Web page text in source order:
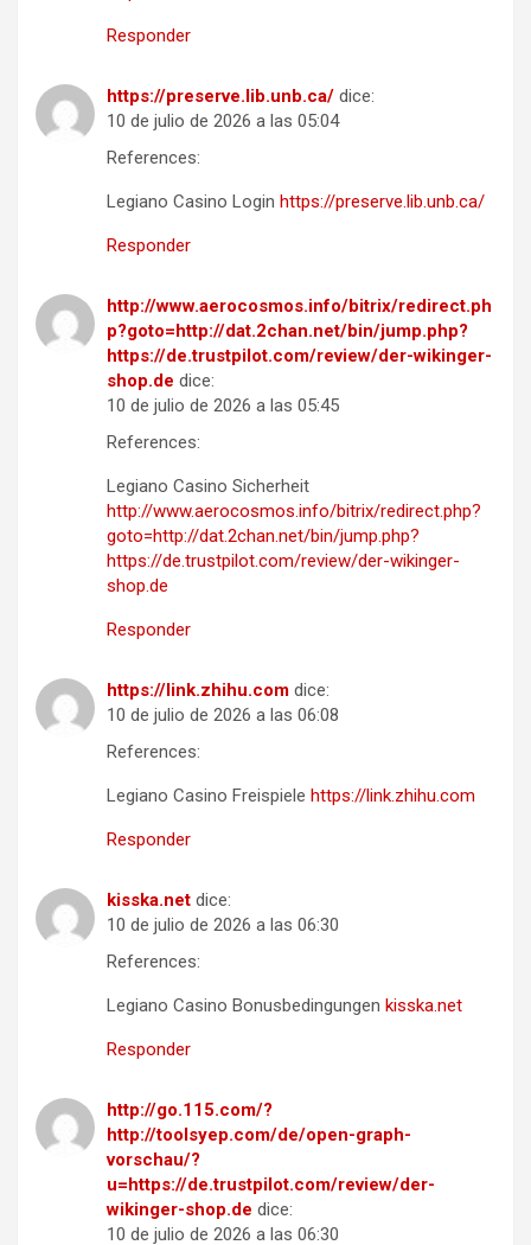
Responder
https://preserve.lib.unb.ca/ dice:
10 de julio de 2026 a las 05:04
References:
Legiano Casino Login https://preserve.lib.unb.ca/
Responder
http://www.aerocosmos.info/bitrix/redirect.ph
p?goto=http://dat.2chan.net/bin/jump.php?
https://de.trustpilot.com/review/der-wikinger-
shop.de dice:
10 de julio de 2026 a las 05:45
References:
Legiano Casino Sicherheit
http://www.aerocosmos.info/bitrix/redirect.php?
goto=http://dat.2chan.net/bin/jump.php?
https://de.trustpilot.com/review/der-wikinger-
shop.de
Responder
https://link.zhihu.com dice:
10 de julio de 2026 a las 06:08
References:
Legiano Casino Freispiele https://link.zhihu.com
Responder
kisska.net dice:
10 de julio de 2026 a las 06:30
References:
Legiano Casino Bonusbedingungen kisska.net
Responder
http://go.115.com/?
http://toolsyep.com/de/open-graph-
vorschau/?
u=https://de.trustpilot.com/review/der-
wikinger-shop.de dice:
10 de julio de 2026 a las 06:30